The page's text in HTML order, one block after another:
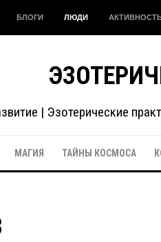
БЛОГИ ЛЮДИ
| Эзотерические
МАГИЯ ТАЙНЫ КОСМОСА